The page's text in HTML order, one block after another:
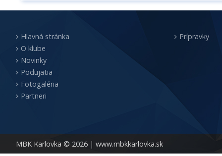
MBK Karlovka © 2026 | www.mbkkarlovka.sk
Hlavná stránka
O klube
Novinky
Podujatia
Fotogaléria
Partneri
Prípravky